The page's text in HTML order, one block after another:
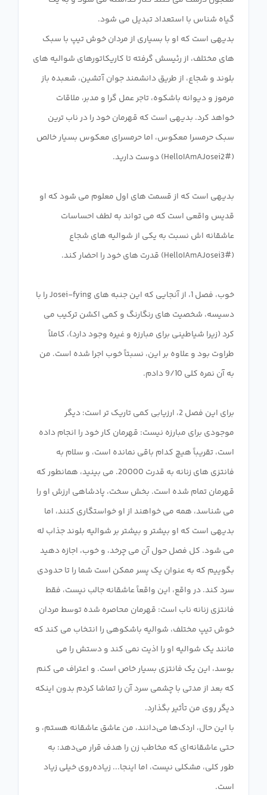
بدیهی است که او با بسیاری از مردان خوش تیپ با سبک
های مختلف، از رئیسش گرفته تا کاریکاتورهای شوالیه های
بلوند و شجاع، از طریق دانشمند جوان آتشین، شعبده باز
مرموز و دیوانه باشکوه، تاجر عمل گرا و مدبر، ملاقات
خواهد کرد. بدیهی است که قهرمان خود را در ناب ترین
سبک حرمسرا معکوس، اما حرمسرای معکوس بسیار خالص
بدیهی است که از قسمت های اول معلوم می شود که او
قدیس واقعی است که می تواند به لطف احساسات
عاشقانه اش نسبت به یکی از شوالیه های شجاع
خوب، فصل 1، از آنجایی که این جنبه های Josei-fying را با
دسیسه، شخصیت های رنگارنگ و کمی اکشن ترکیب می
کرد (زیرا شیاطینی برای مبارزه و غیره وجود دارد)، کاملاً
طراوت بود و علاوه بر این، نسبتاً خوب اجرا شده است. من
برای این فصل 2، ارزیابی کمی تاریک تر است: دیگر
موجودی برای مبارزه نیست: قهرمان کار خود را انجام داده
است، تقریباً هیچ کدام باقی نمانده است، و سلام به
فانتزی های زنانه به قدرت 20000. می بینید، همانطور که
قهرمان تمام شده است. بخش سخت، پادشاهی ارزش او را
می شناسد، همه می خواهند از او خواستگاری کنند، اما
بدیهی است که او بیشتر و بیشتر بر شوالیه بلوند جذاب له
می شود. کل فصل حول آن می چرخد، و خوب، اجازه دهید
بگوییم که به عنوان یک پسر ممکن است شما را تا حدودی
سرد کند. در واقع، این واقعاً عاشقانه جالب نیست، فقط
فانتزی زنانه ناب است: قهرمان محاصره شده توسط مردان
خوش تیپ مختلف، شوالیه باشکوهی را انتخاب می کند که
مانند یک شوالیه او را اذیت نمی کند و دستش را می
بوسد، این یک فانتزی بسیار خاص است. و اعتراف می کنم
که بعد از مدتی با چشمی سرد آن را تماشا کردم بدون اینکه
با این حال، اردک‌ها می‌دانند، من عاشق عاشقانه هستم، و
حتی عاشقانه‌ای که مخاطب زن را هدف قرار می‌دهد: به
طور کلی، مشکلی نیست، اما اینجا... زیاده‌روی خیلی زیاد